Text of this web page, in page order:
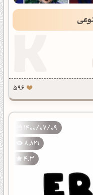
596
1400/07/09
8,821
4.3